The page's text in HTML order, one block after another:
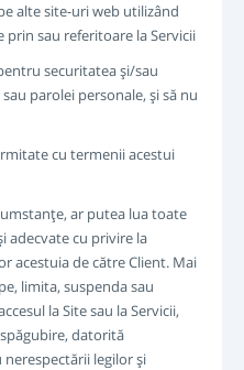
alte site-uri web utilizând
sau referitoare la Servicii
securitatea şi/sau
parolei personale, şi să nu
cu termenii acestui
ar putea lua toate
adecvate cu privire la
acestuia de către Client. Mai
limita, suspenda sau
la Site sau la Servicii,
datorită
legilor şi